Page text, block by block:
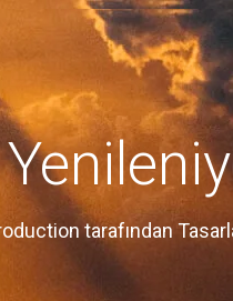
tarafından